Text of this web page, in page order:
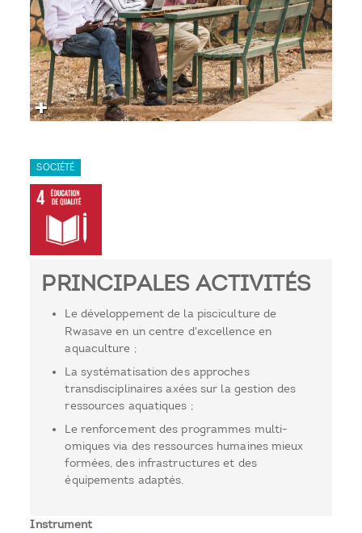
SOCIÉTÉ
PRINCIPALES ACTIVITÉS
Le développement de la pisciculture de
Rwasave en un centre d'excellence en
aquaculture ;
La systématisation des approches
transdisciplinaires axées sur la gestion des
ressources aquatiques ;
Le renforcement des programmes multi-
omiques via des ressources humaines mieux
formées, des infrastructures et des
équipements adaptés.
Instrument